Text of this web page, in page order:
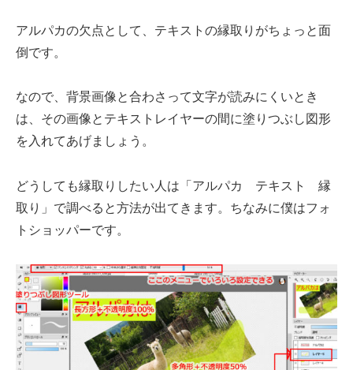
アルパカの欠点として、テキストの縁取りがちょっと面
倒です。
なので、背景画像と合わさって文字が読みにくいとき
は、その画像とテキストレイヤーの間に塗りつぶし図形
を入れてあげましょう。
どうしても縁取りしたい人は「アルパカ テキスト 縁
取り」で調べると方法が出てきます。ちなみに僕はフォ
トショッパーです。